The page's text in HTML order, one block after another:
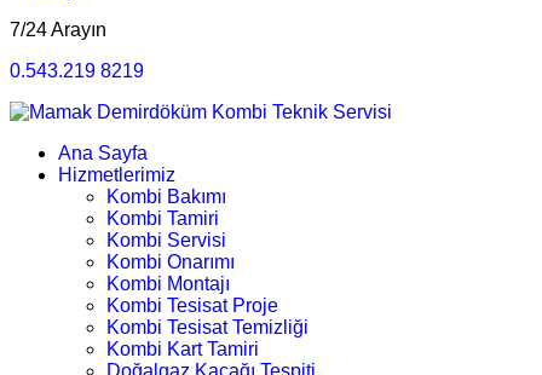
7/24 Arayın
0.543.219 8219
Ana Sayfa
Hizmetlerimiz
Kombi Bakımı
Kombi Tamiri
Kombi Servisi
Kombi Onarımı
Kombi Montajı
Kombi Tesisat Proje
Kombi Tesisat Temizliği
Kombi Kart Tamiri
Doğalgaz Kaçağı Tespiti